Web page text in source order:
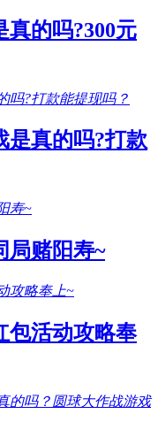
真的吗?300元
是真的吗?打款
局赌阳寿~
包活动攻略奉